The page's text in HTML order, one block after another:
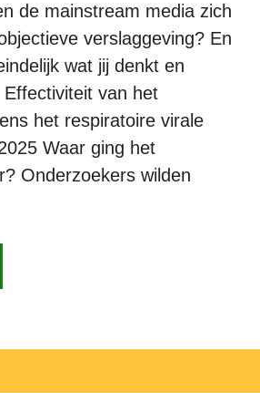
de mainstream media zich
verslaggeving? En
wat jij denkt en
van het
het respiratoire virale
Waar ging het
Onderzoekers wilden